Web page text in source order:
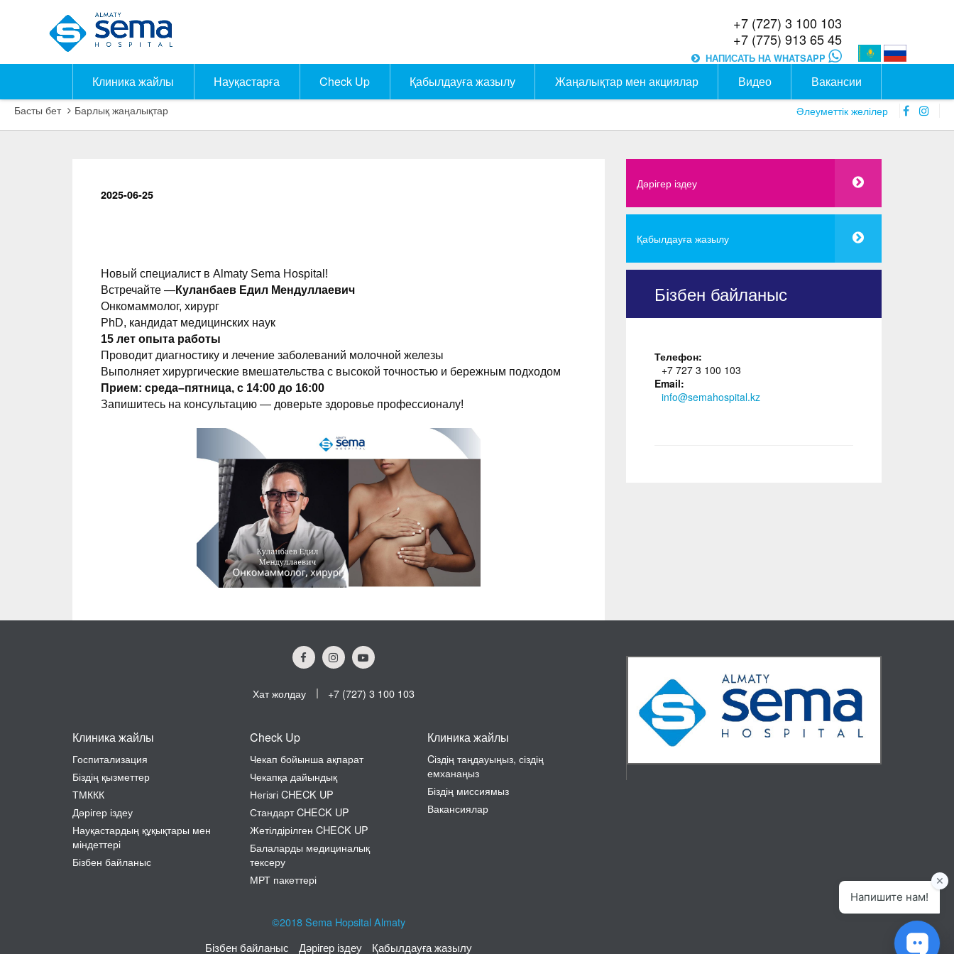
Клиника жайлы Науқастарға Check Up Қабылдауға жазылу Жаңалықтар мен акциялар Видео Вакансии
+7 (727) 3 100 103
+7 (775) 913 65 45
НАПИСАТЬ НА WHATSAPP
Әлеуметтік желілер
Басты бет Барлық жаңалықтар
2025-06-25
Новый специалист в Almaty Sema Hospital!
Встречайте —Куланбаев Едил Мендуллаевич
Онкомаммолог, хирург
PhD, кандидат медицинских наук
15 лет опыта работы
Проводит диагностику и лечение заболеваний молочной железы
Выполняет хирургические вмешательства с высокой точностью и бережным подходом
Прием: среда–пятница, с 14:00 до 16:00
Запишитесь на консультацию — доверьте здоровье профессионалу!
Дәрігер іздеу
Қабылдауға жазылу
Бізбен байланыс
Телефон:
+7 727 3 100 103
Email:
info@semahospital.kz
Хат жолдау +7 (727) 3 100 103
Клиника жайлы
Госпитализация
Біздің қызметтер
ТМККК
Дәрігер іздеу
Науқастардың құқықтары мен
міндеттері
Бізбен байланыс
Check Up
Чекап бойынша ақпарат
Чекапқа дайындық
Негізгі CHECK UP
Стандарт CHECK UP
Жетілдірілген CHECK UP
Балаларды медициналық
тексеру
МРТ пакеттері
Клиника жайлы
Cіздің таңдауыңыз, сіздің
емханаңыз
Біздің миссиямыз
Вакансиялар
©2018Sema Hopsital Almaty
Бізбен байланыс
Дәрігер іздеу Қабылдауға жазылу